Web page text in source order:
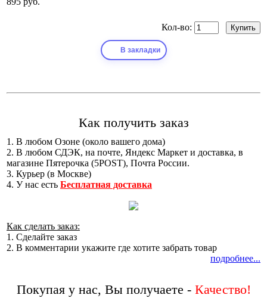
Кол-во:
В закладки
Как получить заказ
1. В любом Озоне (около вашего дома)
2. В любом СДЭК, на почте, Яндекс Маркет и доставка, в
магазине Пятерочка (5POST), Почта России.
3. Курьер (в Москве)
4. У нас есть Бесплатная доставка
Как сделать заказ:
1. Сделайте заказ
2. В комментарии укажите где хотите забрать товар
подробнее...
Покупая у нас, Вы получаете -